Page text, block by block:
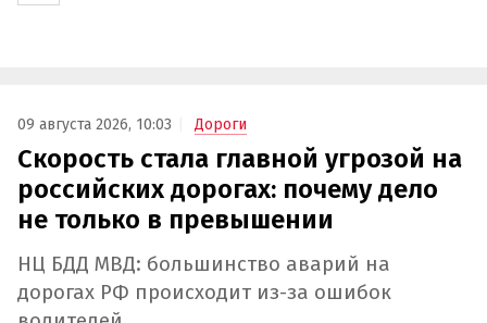
09 августа 2026, 10:03 Дороги
Скорость стала главной угрозой на
российских дорогах: почему дело
не только в превышении
НЦ БДД МВД: большинство аварий на
дорогах РФ происходит из-за ошибок